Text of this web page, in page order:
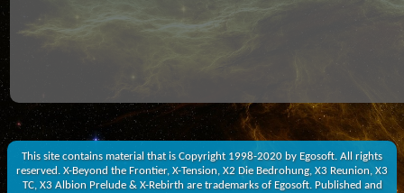
This site contains material that is Copyright 1998-2020 by Egosoft. All rights
reserved. X-Beyond the Frontier, X-Tension, X2 Die Bedrohung, X3 Reunion, X3
TC, X3 Albion Prelude & X-Rebirth are trademarks of Egosoft. Published and